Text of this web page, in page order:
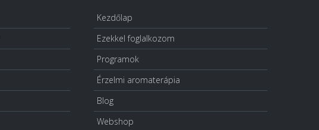
Kezdőlap
Ezekkel foglalkozom
Programok
Érzelmi aromaterápia
Blog
Webshop